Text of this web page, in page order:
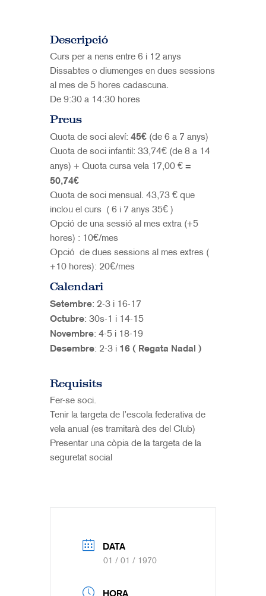
Descripció
Curs per a nens entre 6 i 12 anys
Dissabtes o diumenges en dues sessions
al mes de 5 hores cadascuna.
De 9:30 a 14:30 hores
Preus
Quota de soci aleví: 45€ (de 6 a 7 anys)
Quota de soci infantil: 33,74€ (de 8 a 14
anys) + Quota cursa vela 17,00 € =
50,74€
Quota de soci mensual. 43,73 € que
inclou el curs ( 6 i 7 anys 35€ )
Opció de una sessió al mes extra (+5
hores) : 10€/mes
Opció de dues sessions al mes extres (
+10 hores): 20€/mes
Calendari
Setembre: 2-3 i 16-17
Octubre: 30s-1 i 14-15
Novembre: 4-5 i 18-19
Desembre: 2-3 i 16 ( Regata Nadal )
Requisits
Fer-se soci.
Tenir la targeta de l’escola federativa de
vela anual (es tramitarà des del Club)
Presentar una còpia de la targeta de la
seguretat social
DATA
01 / 01 / 1970